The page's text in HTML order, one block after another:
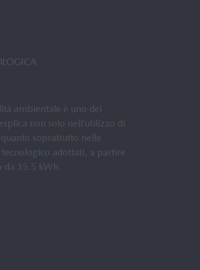
ambientale è uno dei
non solo nell’utilizzo di
soprattutto nelle
adottati, a partire
da 35.5 kWh.